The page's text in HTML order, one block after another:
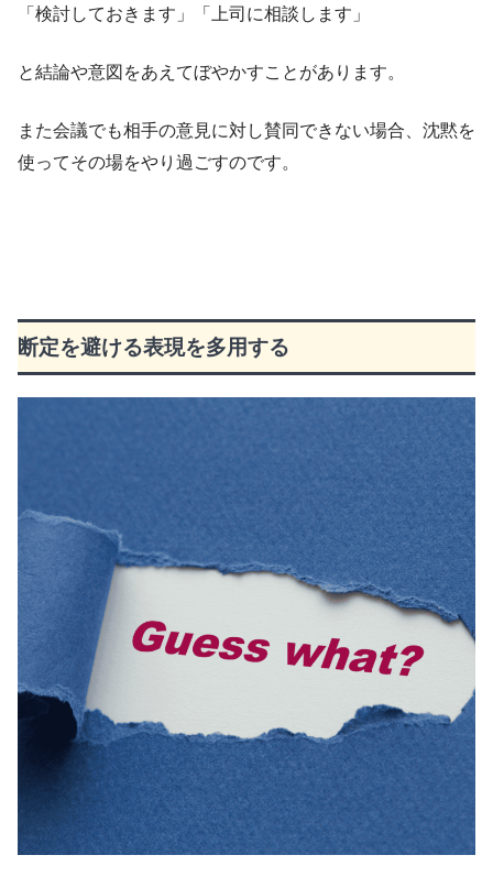
「検討しておきます」「上司に相談します」
と結論や意図をあえてぼやかすことがあります。
また会議でも相手の意見に対し賛同できない場合、沈黙を
使ってその場をやり過ごすのです。
断定を避ける表現を多用する